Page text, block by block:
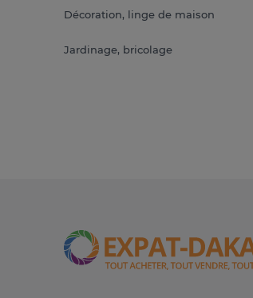
Décoration, linge de maison
Jardinage, bricolage